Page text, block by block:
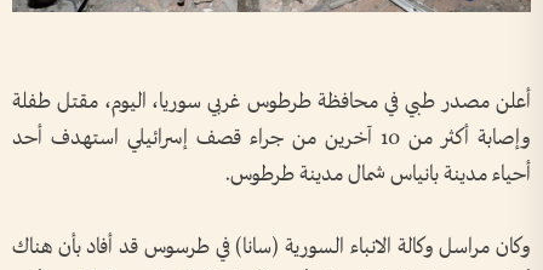
أعلن مصدر طبي في محافظة طرطوس غربي سوريا، اليوم، مقتل طفلة
وإصابة أكثر من 10 آخرين من جراء قصف إسرائيلي استهدف أحد
أحياء مدينة بانياس شمال مدينة طرطوس.
وكان مراسل وكالة الانباء السورية (سانا) في طرسوس قد أفاد بأن هناك